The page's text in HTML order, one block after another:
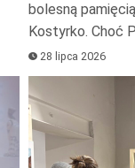
bolesną
Kostyrko. Choć
28 lipca 2026
Odtwarzacz
plików
dźwiękowych